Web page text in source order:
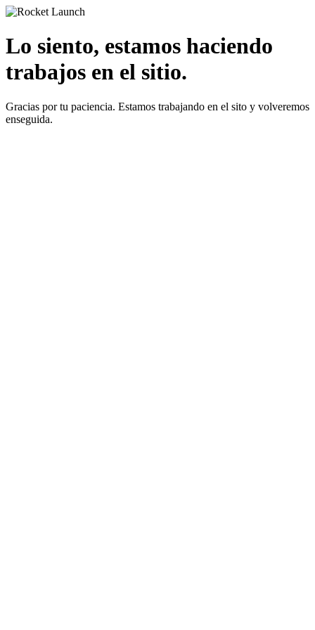
Lo siento, estamos haciendo
trabajos en el sitio.
Gracias por tu paciencia. Estamos trabajando en el sito y volveremos
enseguida.